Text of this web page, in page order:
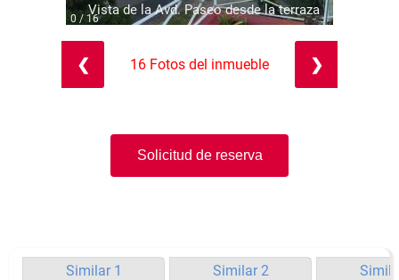
0 / 16
Vista de la Avd. Paseo desde la terraza
❮ ❯
16 Fotos del inmueble
Solicitud de reserva
Similar 1 Similar 2